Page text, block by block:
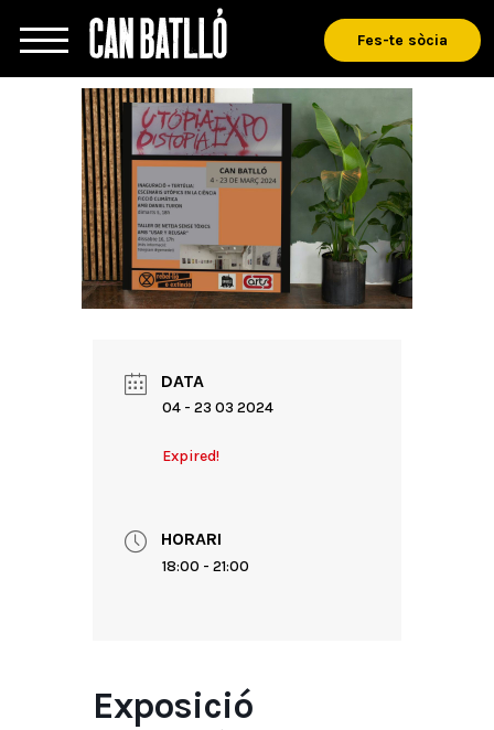
Fes-te sòcia
DATA
04 - 23 03 2024
Expired!
HORARI
18:00 - 21:00
Exposició